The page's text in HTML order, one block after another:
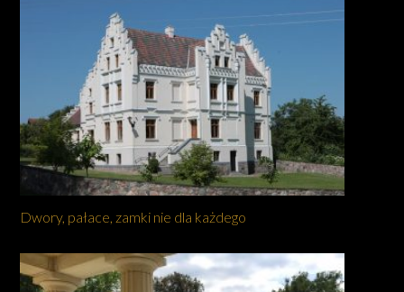
Dwory, pałace, zamki nie dla każdego